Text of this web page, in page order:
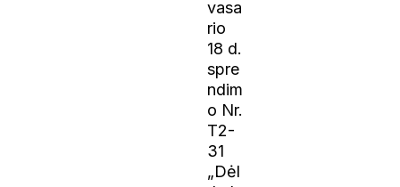
vasa
rio
18 d.
spre
ndim
o Nr.
T2-
31
„Dėl